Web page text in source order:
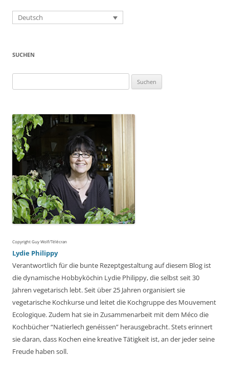
Deutsch
SUCHEN
nach:
Copyright Guy Wolf/Télécran
Lydie Philippy
Verantwortlich für die bunte Rezeptgestaltung auf diesem Blog ist
die dynamische Hobbyköchin Lydie Philippy, die selbst seit 30
Jahren vegetarisch lebt. Seit über 25 Jahren organisiert sie
vegetarische Kochkurse und leitet die Kochgruppe des Mouvement
Ecologique. Zudem hat sie in Zusammenarbeit mit dem Méco die
Kochbücher “Natierlech genéissen” herausgebracht. Stets erinnert
sie daran, dass Kochen eine kreative Tätigkeit ist, an der jeder seine
Freude haben soll.